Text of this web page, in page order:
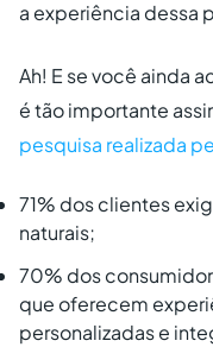
a experiência dessa
Ah! E se você ainda
é tão importante
pesquisa realizada
71% dos clientes
naturais;
70% dos
que oferecem
personalizadas e